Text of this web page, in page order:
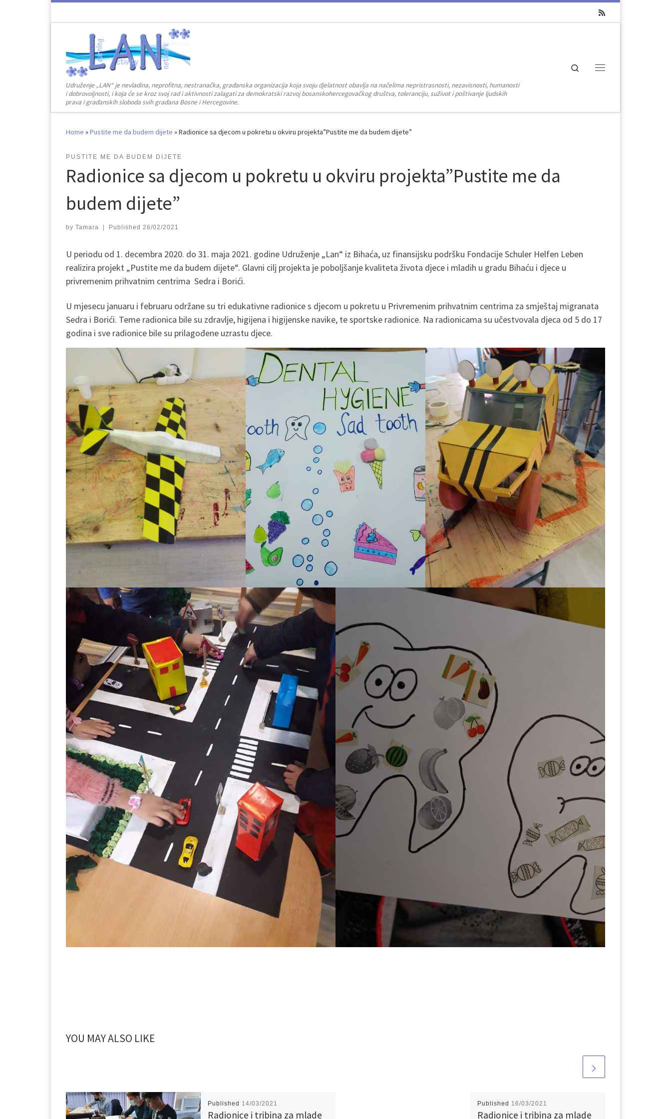
Udruženje „LAN“ je nevladina, neprofitna, nestranačka, građanska organizacija koja svoju djelatnost obavlja na načelima nepristrasnosti, nezavisnosti, humanosti
i dobrovoljnosti, i koja će se kroz svoj rad i aktivnosti zalagati za demokratski razvoj bosanskohercegovačkog društva, toleranciju, suživot i poštivanje ljudskih
prava i građanskih sloboda svih građana Bosne i Hercegovine.
Search
Home »Pustite me da budem dijete »Radionice sa djecom u pokretu u okviru projekta”Pustite me da budem dijete”
PUSTITE ME DA BUDEM DIJETE
Radionice sa djecom u pokretu u okviru projekta”Pustite me da
budem dijete”
by Tamara Published 26/02/2021
U periodu od 1. decembra 2020. do 31. maja 2021. godine Udruženje „Lan“ iz Bihaća, uz finansijsku podršku Fondacije Schuler Helfen Leben
realizira projekt „Pustite me da budem dijete“. Glavni cilj projekta je poboljšanje kvaliteta života djece i mladih u gradu Bihaću i djece u
privremenim prihvatnim centrima Sedra i Borići.
U mjesecu januaru i februaru održane su tri edukativne radionice s djecom u pokretu u Privremenim prihvatnim centrima za smještaj migranata
Sedra i Borići. Teme radionica bile su zdravlje, higijena i higijenske navike, te sportske radionice. Na radionicama su učestvovala djeca od 5 do 17
godina i sve radionice bile su prilagođene uzrastu djece.
YOU MAY ALSO LIKE
Published 14/03/2021
Radionice i tribina za mlade
Published 16/03/2021
Radionice i tribina za mlade